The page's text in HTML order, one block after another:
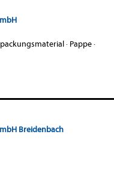
· Pappe·
Breidenbach